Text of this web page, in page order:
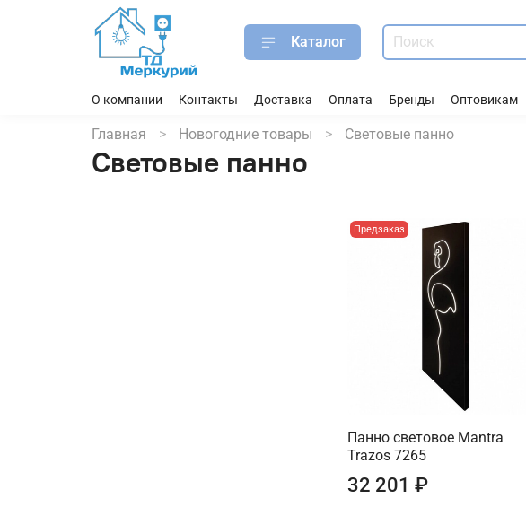
Каталог
О компании Контакты Доставка Оплата Бренды Оптовикам
Главная Новогодние товары Световые панно
Световые панно
Предзаказ
Панно световое Mantra
Trazos 7265
32 201 ₽